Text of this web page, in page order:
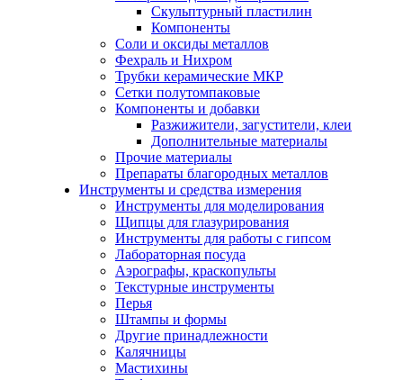
Скульптурный пластилин
Компоненты
Соли и оксиды металлов
Фехраль и Нихром
Трубки керамические МКР
Сетки полутомпаковые
Компоненты и добавки
Разжижители, загустители, клеи
Дополнительные материалы
Прочие материалы
Препараты благородных металлов
Инструменты и средства измерения
Инструменты для моделирования
Щипцы для глазурирования
Инструменты для работы с гипсом
Лабораторная посуда
Аэрографы, краскопульты
Текстурные инструменты
Перья
Штампы и формы
Другие принадлежности
Калячницы
Мастихины